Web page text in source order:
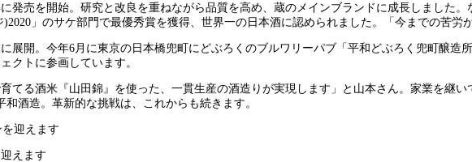
発売を開始。研究と改良を重ねながら品質を高め、蔵のメインブランドに成長しました
」のサケ部門で最優秀賞を獲得、世界一の日本酒に認められました。「今までの苦労
展開。今年6月に東京の日本橋兜町にどぶろくのブルワリーパブ「平和どぶろく兜町醸
クトに参画しています。
てる酒米『山田錦』を使った、一貫生産の酒造りが実現します」と山本さん。家業を継
酒造。革新的な挑戦は、これからも続きます。
えます